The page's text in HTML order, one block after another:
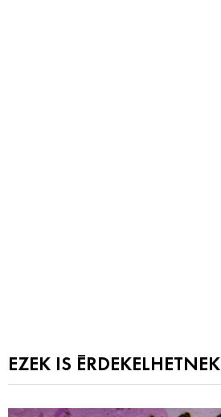
EZEK IS ÉRDEKELHETNEK